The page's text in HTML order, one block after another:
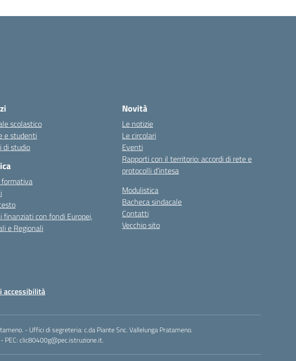
scolastico
e studenti
di studio
finanziati con fondi Europei,
e Regionali
Novità
Le notizie
Le circolari
Eventi
Rapporti con il territorio: accordi di rete e
protocolli d’intesa
Modulistica
Bacheca sindacale
Contatti
Vecchio sito
accessibilità
- Uffici di segreteria: c.da Piante Snc. Vallelunga Pratameno.
clic80400g@pec.istruzione.it.